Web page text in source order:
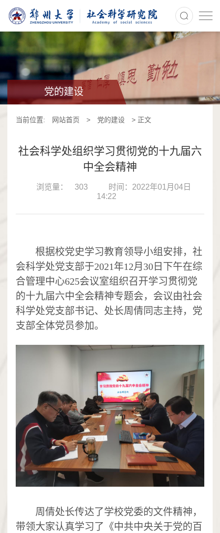
党的建设
当前位置: 网站首页 > 党的建设 > 正文
社会科学处组织学习贯彻党的十九届六
中全会精神
浏览量： 303
时间：2022年01月04日
14:22
根据校党史学习教育领导小组安排， 社
会科学处党支部于2021 年12月 30日下午在综
合管理中心625会议室组织召开学习贯彻党
的十九届六中全会精神专题会，会议由社会
科学处党支部书记、处长周倩同志主持，党
支部全体党员参加。
周倩处长传达了学校党委的文件精神，
带领大家认真学习了《中共中央关于党的百